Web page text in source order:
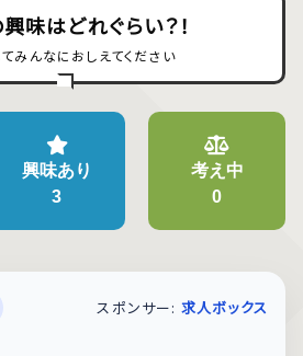
味はどれぐらい？！
てみんなにおしえてください
興味あり
3
考え中
0
スポンサー: 求人ボックス